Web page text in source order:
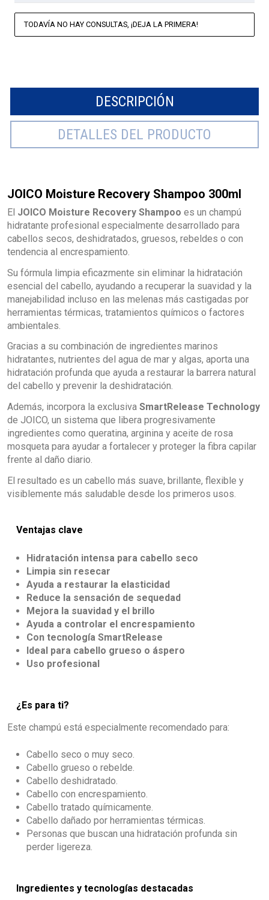
TODAVÍA NO HAY CONSULTAS, ¡DEJA LA PRIMERA!
DESCRIPCIÓN
DETALLES DEL PRODUCTO
JOICO Moisture Recovery Shampoo 300ml
El JOICO Moisture Recovery Shampoo es un champú
hidratante profesional especialmente desarrollado para
cabellos secos, deshidratados, gruesos, rebeldes o con
tendencia al encrespamiento.
Su fórmula limpia eficazmente sin eliminar la hidratación
esencial del cabello, ayudando a recuperar la suavidad y la
manejabilidad incluso en las melenas más castigadas por
herramientas térmicas, tratamientos químicos o factores
ambientales.
Gracias a su combinación de ingredientes marinos
hidratantes, nutrientes del agua de mar y algas, aporta una
hidratación profunda que ayuda a restaurar la barrera natural
del cabello y prevenir la deshidratación.
Además, incorpora la exclusiva SmartRelease Technology
de JOICO, un sistema que libera progresivamente
ingredientes como queratina, arginina y aceite de rosa
mosqueta para ayudar a fortalecer y proteger la fibra capilar
frente al daño diario.
El resultado es un cabello más suave, brillante, flexible y
visiblemente más saludable desde los primeros usos.
Ventajas clave
Hidratación intensa para cabello seco
Limpia sin resecar
Ayuda a restaurar la elasticidad
Reduce la sensación de sequedad
Mejora la suavidad y el brillo
Ayuda a controlar el encrespamiento
Con tecnología SmartRelease
Ideal para cabello grueso o áspero
Uso profesional
¿Es para ti?
Este champú está especialmente recomendado para:
Cabello seco o muy seco.
Cabello grueso o rebelde.
Cabello deshidratado.
Cabello con encrespamiento.
Cabello tratado químicamente.
Cabello dañado por herramientas térmicas.
Personas que buscan una hidratación profunda sin
perder ligereza.
Ingredientes y tecnologías destacadas